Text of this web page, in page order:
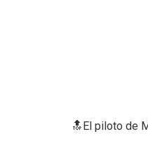
🔝El piloto de